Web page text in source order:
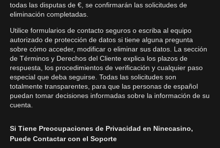
todas las disputas de €, se confirmarán las solicitudes de
eliminación completadas.
Utilice formularios de contacto seguros o escriba al equipo
autorizado de protección de datos si tiene alguna pregunta
sobre cómo acceder, modificar o eliminar sus datos. La sección
de Términos y Derechos del Cliente explica los plazos de
respuesta, los procedimientos de verificación y cualquier paso
especial que deba seguirse. Todas las solicitudes son
totalmente transparentes, para que las personas de español
puedan tomar decisiones informadas sobre la información de su
cuenta.
Si Tiene Preocupaciones de Privacidad en Ninecasino,
Puede Contactar con el Soporte